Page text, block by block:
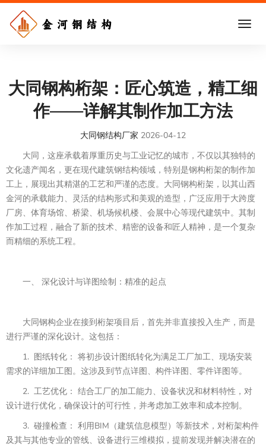
大同钢构桁架：匠心筑造，精工细
作——详解其制作加工方法
大同钢结构厂家 2026-04-12
大同，这座承载着厚重历史与工业记忆的城市，不仅以其独特的
文化遗产闻名，更在现代建筑钢结构领域，特别是钢构桁架的制作加
工上，展现出其精湛的工艺和严谨的态度。大同钢构桁架，以其山西
金河的承载能力、灵活的结构形式和美观的造型，广泛应用于大跨度
厂房、体育场馆、桥梁、机场候机楼、会展中心等现代建筑中。其制
作加工过程，融合了新的技术、精密的设备和匠人精神，是一个复杂
而精细的系统工程。
一、 深化设计与详图绘制：精准的起点
大同钢构企业在接到桁架项目后，首先并非直接投入生产，而是
进行严谨的深化设计。这包括：
1. 图纸转化： 将初步设计图纸转化为满足工厂加工、现场安装
需求的详细加工图。这涉及到节点详图、构件详图、零件详图等。
2. 工艺优化： 结合工厂的加工能力、设备状况和材料特性，对
设计进行优化，确保设计的可行性，并考虑加工效率和成本控制。
3. 碰撞检查： 利用BIM（建筑信息模型）等新技术，对桁架构件
及其与其他专业的管线、设备进行三维模拟，提前发现并解决潜在的